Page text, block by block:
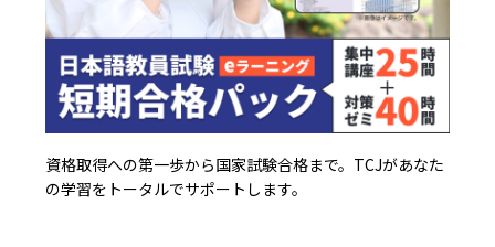
資格取得への第一歩から国家試験合格まで。TCJがあなた
の学習をトータルでサポートします。